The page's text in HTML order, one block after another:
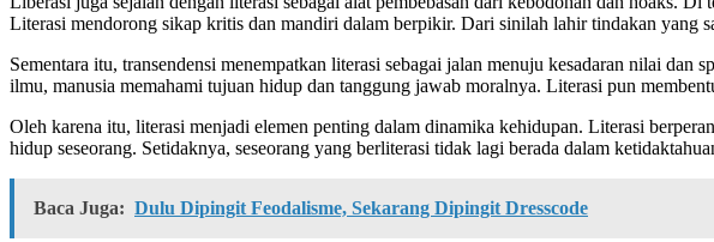
Literasi mendorong sikap kritis dan mandiri dalam berpikir. Dari sinilah lahir tindakan yang
Sementara itu, transendensi menempatkan literasi sebagai jalan menuju kesadaran nilai
ilmu, manusia memahami tujuan hidup dan tanggung jawab moralnya. Literasi pun
Oleh karena itu, literasi menjadi elemen penting dalam dinamika kehidupan. Literasi
hidup seseorang. Setidaknya, seseorang yang berliterasi tidak lagi berada dalam
Baca Juga: Dulu Dipingit Feodalisme, Sekarang Dipingit Dresscode